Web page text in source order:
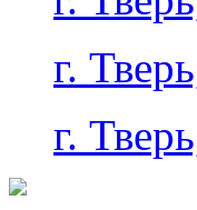
г.
г.